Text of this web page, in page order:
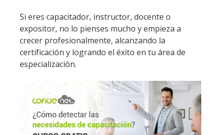
Si eres capacitador, instructor, docente o
expositor, no lo pienses mucho y empieza a
crecer profesionalmente, alcanzando la
certificación y logrando el éxito en tu área de
especialización.